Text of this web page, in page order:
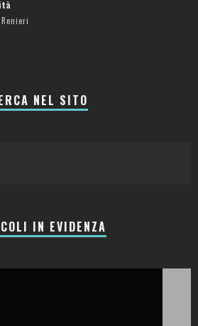
NEL SITO
IN EVIDENZA